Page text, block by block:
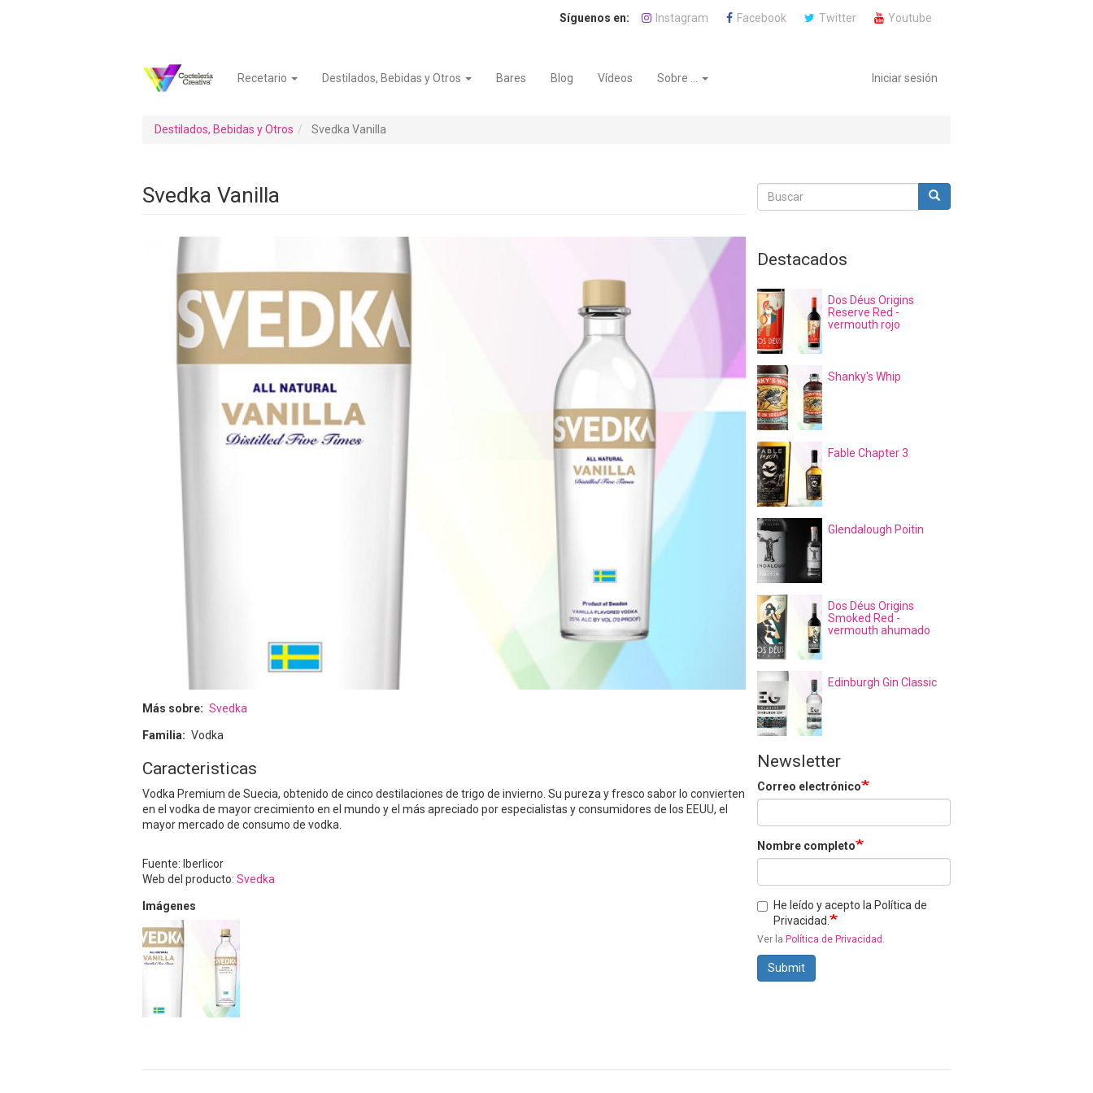
Instagram Facebook Twitter Youtube
NavegaciónRecetario Destilados, Bebidas y Otros Bares Blog Vídeos Sobre ...
Menú
cuenta
de
Iniciar sesión
Destilados, Bebidas y Otros Svedka Vanilla
Svedka Vanilla
Más sobre Svedka
Familia Vodka
Caracteristicas
Vodka Premium de Suecia, obtenido de cinco destilaciones de trigo de invierno. Su pureza y fresco sabor lo convierten
en el vodka de mayor crecimiento en el mundo y el más apreciado por especialistas y consumidores de los EEUU, el
mayor mercado de consumo de vodka.
Fuente: Iberlicor
Web del producto: Svedka
Imágenes
Buscar
Buscar Buscar
Destacados
Dos Déus Origins
Reserve Red -
vermouth rojo
Shanky's Whip
Fable Chapter 3
Glendalough Poitin
Dos Déus Origins
Smoked Red -
vermouth ahumado
Edinburgh Gin Classic
Newsletter
Correo electrónico
Nombre completo
He leído y acepto la Política de
Privacidad.
Ver la Política de Privacidad .
Submit